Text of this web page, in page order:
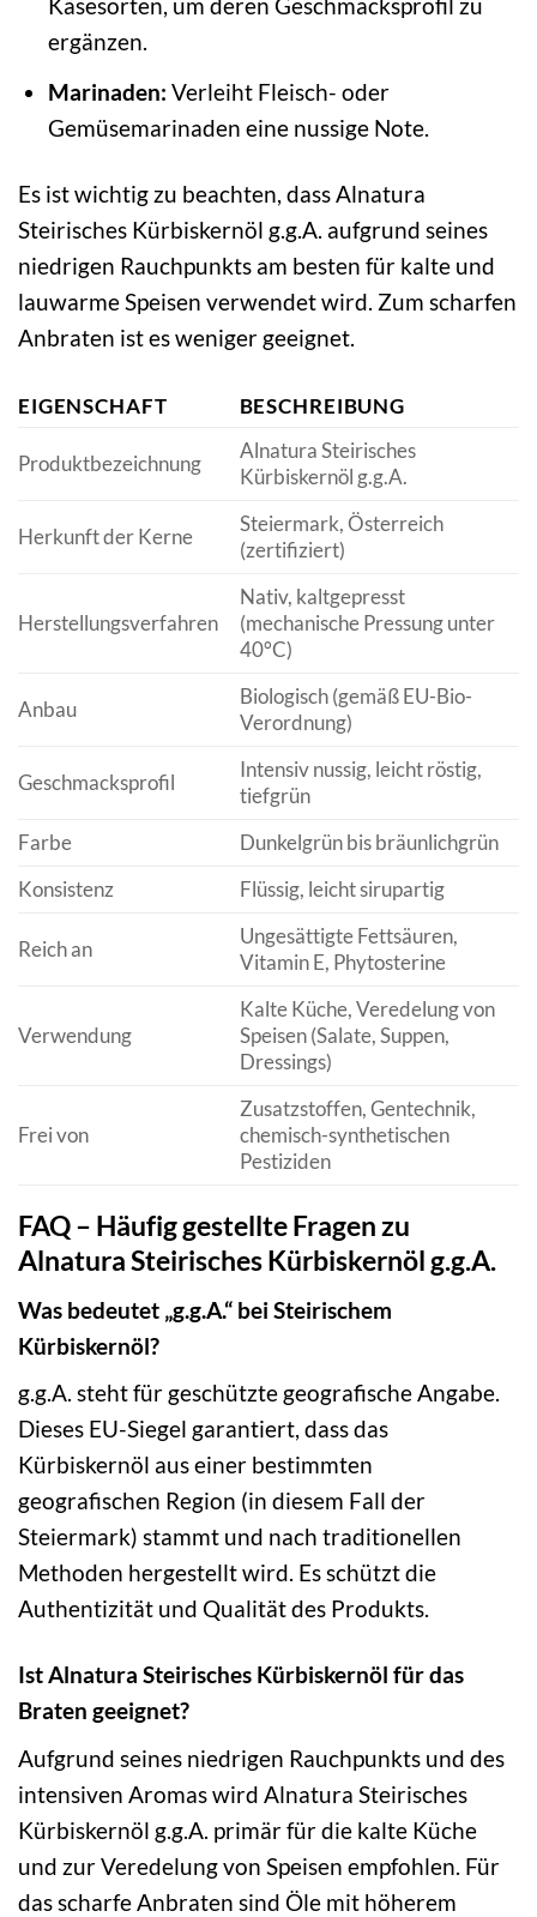
Käsesorten, um deren Geschmacksprofil zu
ergänzen.
Marinaden: Verleiht Fleisch- oder
Gemüsemarinaden eine nussige Note.
Es ist wichtig zu beachten, dass Alnatura
Steirisches Kürbiskernöl g.g.A. aufgrund seines
niedrigen Rauchpunkts am besten für kalte und
lauwarme Speisen verwendet wird. Zum scharfen
Anbraten ist es weniger geeignet.
EIGENSCHAFT BESCHREIBUNG
Produktbezeichnung
Alnatura Steirisches
Kürbiskernöl g.g.A.
Herkunft der Kerne
Steiermark, Österreich
(zertifiziert)
Herstellungsverfahren
Nativ, kaltgepresst
(mechanische Pressung unter
40°C)
Anbau
Biologisch (gemäß EU-Bio-
Verordnung)
Geschmacksprofil
Intensiv nussig, leicht röstig,
tiefgrün
Farbe
Dunkelgrün bis bräunlichgrün
Konsistenz
Flüssig, leicht sirupartig
Reich an
Ungesättigte Fettsäuren,
Vitamin E, Phytosterine
Verwendung
Kalte Küche, Veredelung von
Speisen (Salate, Suppen,
Dressings)
Frei von
Zusatzstoffen, Gentechnik,
chemisch-synthetischen
Pestiziden
FAQ – Häufig gestellte Fragen zu
Alnatura Steirisches Kürbiskernöl g.g.A.
Was bedeutet „g.g.A.“ bei Steirischem
Kürbiskernöl?
g.g.A. steht für geschützte geografische Angabe.
Dieses EU-Siegel garantiert, dass das
Kürbiskernöl aus einer bestimmten
geografischen Region (in diesem Fall der
Steiermark) stammt und nach traditionellen
Methoden hergestellt wird. Es schützt die
Authentizität und Qualität des Produkts.
Ist Alnatura Steirisches Kürbiskernöl für das
Braten geeignet?
Aufgrund seines niedrigen Rauchpunkts und des
intensiven Aromas wird Alnatura Steirisches
Kürbiskernöl g.g.A. primär für die kalte Küche
und zur Veredelung von Speisen empfohlen. Für
das scharfe Anbraten sind Öle mit höherem